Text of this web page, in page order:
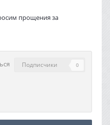
прощения за
Подписчики 0